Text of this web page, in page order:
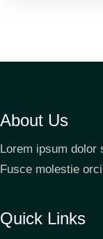
About Us
Lorem ipsum dolor
Fusce molestie
Quick Links